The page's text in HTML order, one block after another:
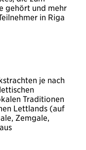
gehört und mehr
in Riga
je nach
Traditionen
Lettlands (auf
Zemgale,